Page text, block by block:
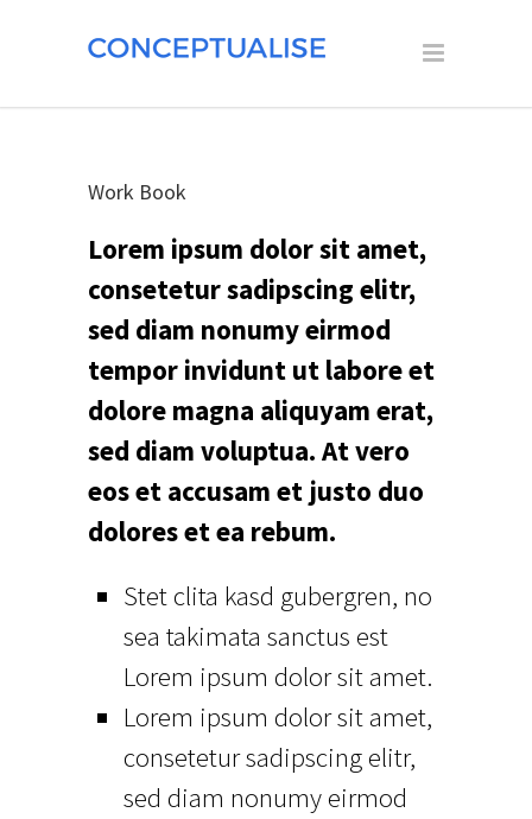
Work Book
Lorem ipsum dolor sit amet,
consetetur sadipscing elitr,
sed diam nonumy eirmod
tempor invidunt ut labore et
dolore magna aliquyam erat,
sed diam voluptua. At vero
eos et accusam et justo duo
dolores et ea rebum.
Stet clita kasd gubergren, no
sea takimata sanctus est
Lorem ipsum dolor sit amet.
Lorem ipsum dolor sit amet,
consetetur sadipscing elitr,
sed diam nonumy eirmod